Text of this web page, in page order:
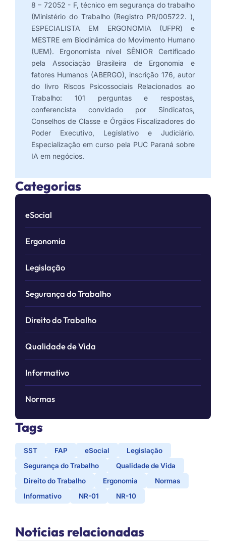
8 – 72052 - F, técnico em segurança do trabalho
(Ministério do Trabalho (Registro PR/005722. ),
ESPECIALISTA EM ERGONOMIA (UFPR) e
MESTRE em Biodinâmica do Movimento Humano
(UEM). Ergonomista nível SÊNIOR Certificado
pela Associação Brasileira de Ergonomia e
fatores Humanos (ABERGO), inscrição 176, autor
do livro Riscos Psicossociais Relacionados ao
Trabalho: 101 perguntas e respostas,
conferencista convidado por Sindicatos,
Conselhos de Classe e Órgãos Fiscalizadores do
Poder Executivo, Legislativo e Judiciário.
Especialização em curso pela PUC Paraná sobre
IA em negócios.
Categorias
eSocial
Ergonomia
Legislação
Segurança do Trabalho
Direito do Trabalho
Qualidade de Vida
Informativo
Normas
Tags
SST FAP eSocial
Legislação
Segurança do Trabalho
Qualidade de Vida
Direito do Trabalho
Ergonomia
Normas
Informativo
NR-01 NR-10
Notícias relacionadas